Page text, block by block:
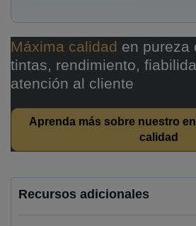
Máxima calidad en pureza
tintas, rendimiento,
atención al cliente
Aprenda más sobre nuestro
calidad
Recursos adicionales